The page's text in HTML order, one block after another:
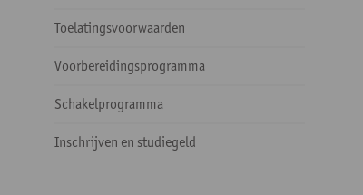
Toelatingsvoorwaarden
Voorbereidingsprogramma
Schakelprogramma
Inschrijven en studiegeld